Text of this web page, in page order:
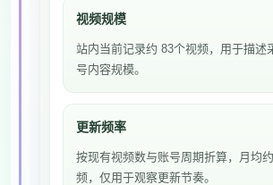
视频规模
站内当前记录约 83个视频，用于描述
号内容规模。
更新频率
按现有视频数与账号周期折算，月均
频，仅用于观察更新节奏。